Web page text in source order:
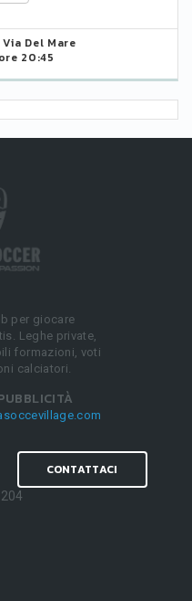
Del Mare
20:45
per giocare
Leghe private,
formazioni, voti
calciatori.
CONTATTACI